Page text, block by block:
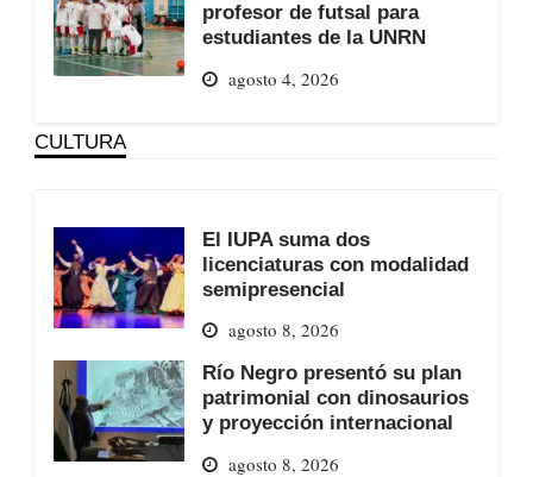
profesor de futsal para
estudiantes de la UNRN
agosto 4, 2026
CULTURA
El IUPA suma dos
licenciaturas con modalidad
semipresencial
agosto 8, 2026
Río Negro presentó su plan
patrimonial con dinosaurios
y proyección internacional
agosto 8, 2026